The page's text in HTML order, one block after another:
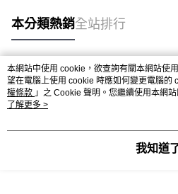
本分類熱銷全站排行
熱門標籤
本網站中使用 cookie，欲查詢有關本網站使
望在電腦上使用 cookie 時應如何變更電腦的
權條款 」之 Cookie 聲明。您繼續使用本網
用條款之 Cookie 聲明使用 cookie。
了解更多 >
我知道